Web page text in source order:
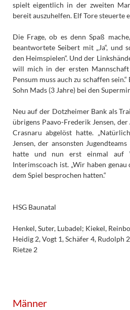
spielt eigentlich in der zweiten
bereit auszuhelfen. Elf Tore steuerte
Die Frage, ob es denn Spaß
beantwortete Seibert mit „Ja“, und
den Heimspielen“. Und der
will mich in der ersten
Pensum muss auch zu schaffen
Sohn Mads (3 Jahre) bei den
Neu auf der Dotzheimer Bank als
übrigens Paavo-Frederik Jensen,
Crasnaru abgelöst hatte.
Jensen, der ansonsten
hatte und nun erst einmal auf
Interimscoach ist. „Wir haben
dem Spiel besprochen hatten.“
HSG Baunatal
Henkel, Suter, Lubadel; Kiekel,
Heidig 2, Vogt 1, Schäfer 4, Rudolph
Rietze 2
Männer